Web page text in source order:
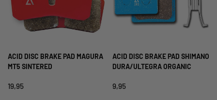
ACID DISC BRAKE PAD MAGURA
MT5 SINTERED
19,95
ACID DISC BRAKE PAD SHIMANO
DURA/ULTEGRA ORGANIC
9,95